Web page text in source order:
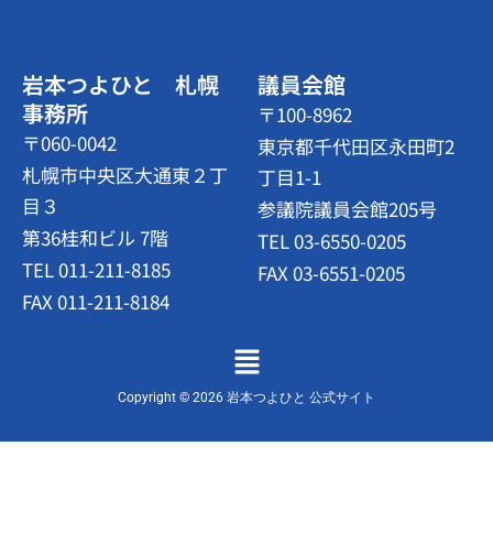
岩本つよひと 札幌
事務所
〒060-0042
札幌市中央区大通東２丁
目３
第36桂和ビル 7階
TEL 011-211-8185
FAX 011-211-8184
議員会館
〒100-8962
東京都千代田区永田町2
丁目1-1
参議院議員会館205号
TEL 03-6550-0205
FAX 03-6551-0205
メ
ニ
ュ
Copyright © 2026 岩本つよひと 公式サイト